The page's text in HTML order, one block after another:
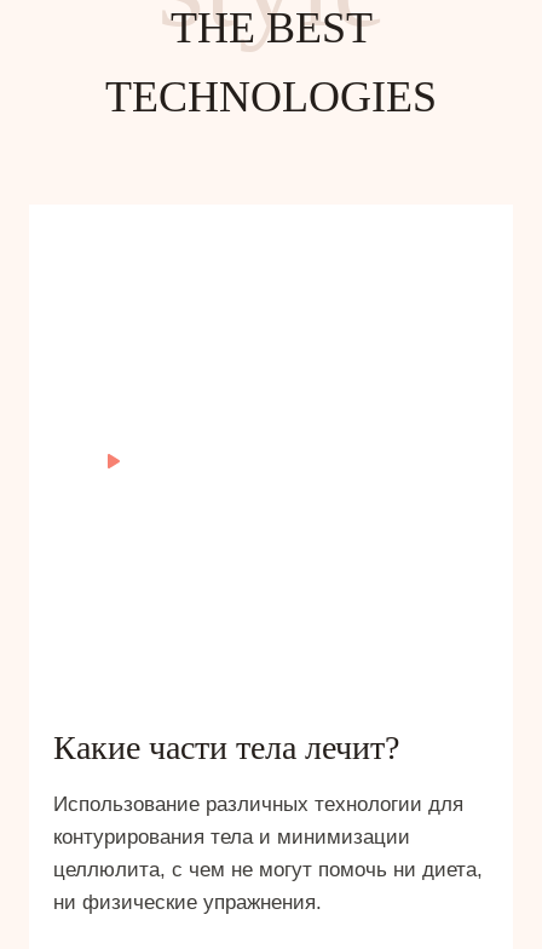
THE BEST
TECHNOLOGIES
Какие части тела лечит?
Использование различных технологии для
контурирования тела и минимизации
целлюлита, с чем не могут помочь ни диета,
ни физические упражнения.